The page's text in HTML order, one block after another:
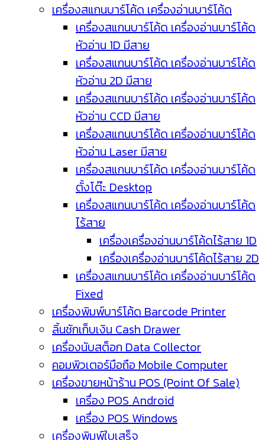
เครื่องสแกนบาร์โค้ด เครื่องอ่านบาร์โค้ด
เครื่องสแกนบาร์โค้ด เครื่องอ่านบาร์โค้ด
หัวอ่าน 1D มีสาย
เครื่องสแกนบาร์โค้ด เครื่องอ่านบาร์โค้ด
หัวอ่าน 2D มีสาย
เครื่องสแกนบาร์โค้ด เครื่องอ่านบาร์โค้ด
หัวอ่าน CCD มีสาย
เครื่องสแกนบาร์โค้ด เครื่องอ่านบาร์โค้ด
หัวอ่าน Laser มีสาย
เครื่องสแกนบาร์โค้ด เครื่องอ่านบาร์โค้ด
ตั้งโต๊ะ Desktop
เครื่องสแกนบาร์โค้ด เครื่องอ่านบาร์โค้ด
ไร้สาย
เครื่องเครื่องอ่านบาร์โค้ดไร้สาย 1D
เครื่องเครื่องอ่านบาร์โค้ดไร้สาย 2D
เครื่องสแกนบาร์โค้ด เครื่องอ่านบาร์โค้ด
Fixed
เครื่องพิมพ์บาร์โค้ด Barcode Printer
ลิ้นชักเก็บเงิน Cash Drawer
เครื่องนับสต็อก Data Collector
คอมพิวเตอร์มือถือ Mobile Computer
เครื่องขายหน้าร้าน POS (Point Of Sale)
เครื่อง POS Android
เครื่อง POS Windows
เครื่องพิมพ์ใบเสร็จ